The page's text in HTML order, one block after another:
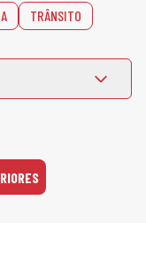
TRÂNSITO